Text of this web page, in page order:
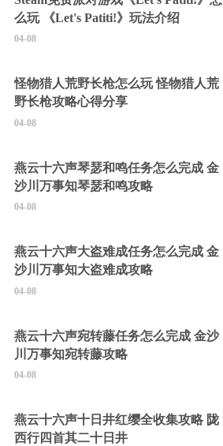
么玩 《Let's Patiti!》玩法介绍
04-08
怪物猎人荒野长枪怎么玩 怪物猎人荒
野长枪攻略心得分享
04-08
燕云十六声琴瑟和鸣任务怎么完成 金
沙川万事知琴瑟和鸣攻略
04-08
燕云十六声大盗难成任务怎么完成 金
沙川万事知大盗难成攻略
04-08
燕云十六声宛转藤任务怎么完成 金沙
川万事知宛转藤攻略
04-08
燕云十六声十日井红缨全收集攻略 陇
西行四首其二十日井